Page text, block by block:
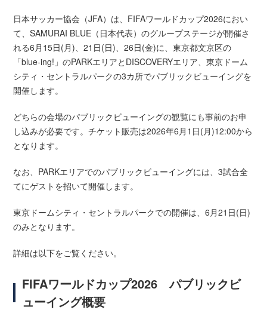
日本サッカー協会（JFA）は、FIFAワールドカップ2026におい
て、SAMURAI BLUE（日本代表）のグループステージが開催さ
れる6月15日(月)、21日(日)、26日(金)に、東京都文京区の
「blue-ing!」のPARKエリアとDISCOVERYエリア、東京ドーム
シティ・セントラルパークの3カ所でパブリックビューイングを
開催します。
どちらの会場のパブリックビューイングの観覧にも事前のお申
し込みが必要です。チケット販売は2026年6月1日(月)12:00から
となります。
なお、PARKエリアでのパブリックビューイングには、3試合全
てにゲストを招いて開催します。
東京ドームシティ・セントラルパークでの開催は、6月21日(日)
のみとなります。
詳細は以下をご覧ください。
FIFAワールドカップ2026 パブリックビ
ューイング概要